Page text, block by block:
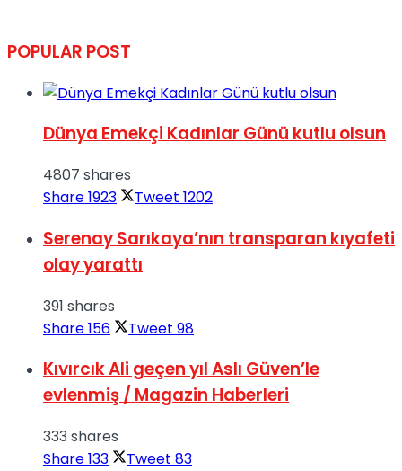
POPULAR POST
Dünya Emekçi Kadınlar Günü kutlu olsun
4807 shares
Share1923 Tweet 1202
Serenay Sarıkaya’nın transparan kıyafeti
olay yarattı
391 shares
Share156 Tweet 98
Kıvırcık Ali geçen yıl Aslı Güven’le
evlenmiş / Magazin Haberleri
333 shares
Share133 Tweet 83